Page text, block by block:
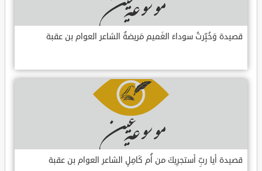
قصيدة وَخُبِّرتُ سوداءَ الغَميم مَريضةٌ الشاعر العوام بن عقبة
قصيدة أيا ربِّ أستجرِيكَ من أُم كَامِلٍ الشاعر العوام بن عقبة